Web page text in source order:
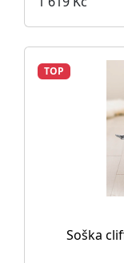
TOP
Soška